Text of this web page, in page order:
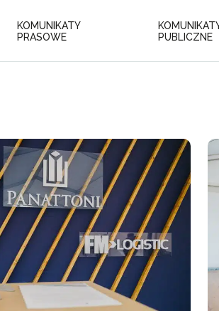
KOMUNIKATY
PRASOWE
PUBLICZNE